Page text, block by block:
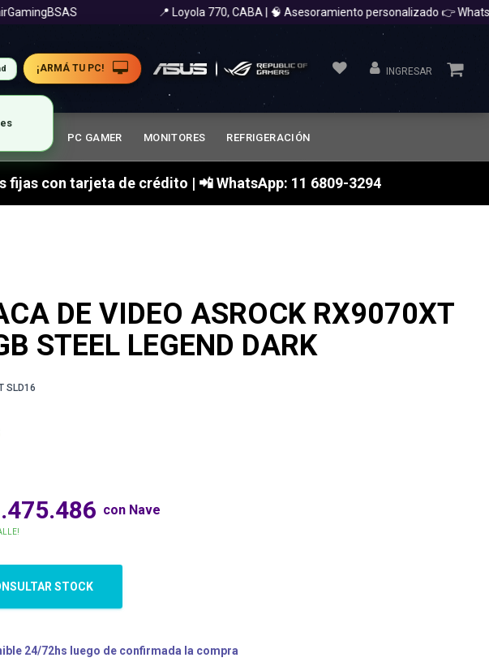
📍 Loyola 770, CABA | 🧠 Asesoramiento personalizado 👉
¡ARMÁ TU PC! INGRESAR
GAMER PC GAMER MONITORES REFRIGERACIÓN
con tarjeta de crédito | 📲 WhatsApp: 11 6809-3294
DE VIDEO ASROCK RX9070XT
STEEL LEGEND DARK
SLD16
con Nave
STOCK
24/72hs luego de confirmada la compra